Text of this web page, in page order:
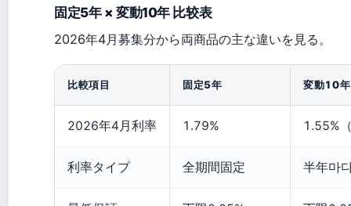
固定5年 × 変動10年 比较表
2026年4月募集分から両商品の主な違いを見る。
比較項目 固定5年 変動10年
2026年4月利率 1.79% 1.55%
利率タイプ 全期間固定 半年마